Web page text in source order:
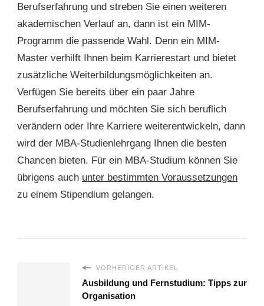
Berufserfahrung und streben Sie einen weiteren
akademischen Verlauf an, dann ist ein MIM-
Programm die passende Wahl. Denn ein MIM-
Master verhilft Ihnen beim Karrierestart und bietet
zusätzliche Weiterbildungsmöglichkeiten an.
Verfügen Sie bereits über ein paar Jahre
Berufserfahrung und möchten Sie sich beruflich
verändern oder Ihre Karriere weiterentwickeln, dann
wird der MBA-Studienlehrgang Ihnen die besten
Chancen bieten. Für ein MBA-Studium können Sie
übrigens auch unter bestimmten Voraussetzungen
zu einem Stipendium gelangen.
VORHERIGER ARTIKEL
Ausbildung und Fernstudium: Tipps zur
Organisation